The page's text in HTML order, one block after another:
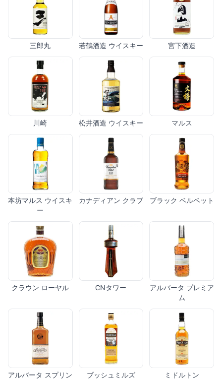
三郎丸 若鶴酒造 ウイスキー 宮下酒造
川崎 松井酒造 ウイスキー マルス
本坊マルス ウイスキ
ー
カナディアン クラブ ブラック ベルベット
クラウン ローヤル CNタワー
アルバータ プレミア
ム
アルバータ スプリン
ブッシュミルズ ミドルトン